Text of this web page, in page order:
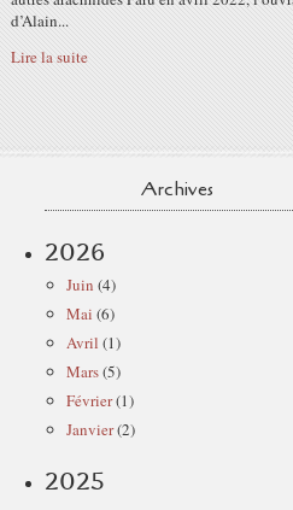
d’Alain...
Lire la suite
Archives
2026
Juin (4)
Mai (6)
Avril (1)
Mars(5)
Février(1)
Janvier(2)
2025